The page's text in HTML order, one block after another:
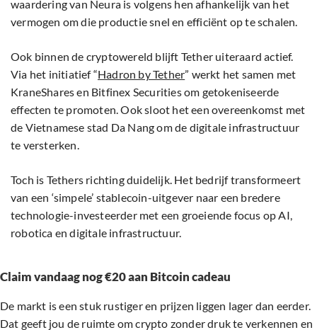
waardering van Neura is volgens hen afhankelijk van het
vermogen om die productie snel en efficiënt op te schalen.
Ook binnen de cryptowereld blijft Tether uiteraard actief.
Via het initiatief “Hadron by Tether” werkt het samen met
KraneShares en Bitfinex Securities om getokeniseerde
effecten te promoten. Ook sloot het een overeenkomst met
de Vietnamese stad Da Nang om de digitale infrastructuur
te versterken.
Toch is Tethers richting duidelijk. Het bedrijf transformeert
van een ‘simpele’ stablecoin-uitgever naar een bredere
technologie-investeerder met een groeiende focus op AI,
robotica en digitale infrastructuur.
Claim vandaag nog €20 aan Bitcoin cadeau
De markt is een stuk rustiger en prijzen liggen lager dan eerder.
Dat geeft jou de ruimte om crypto zonder druk te verkennen en